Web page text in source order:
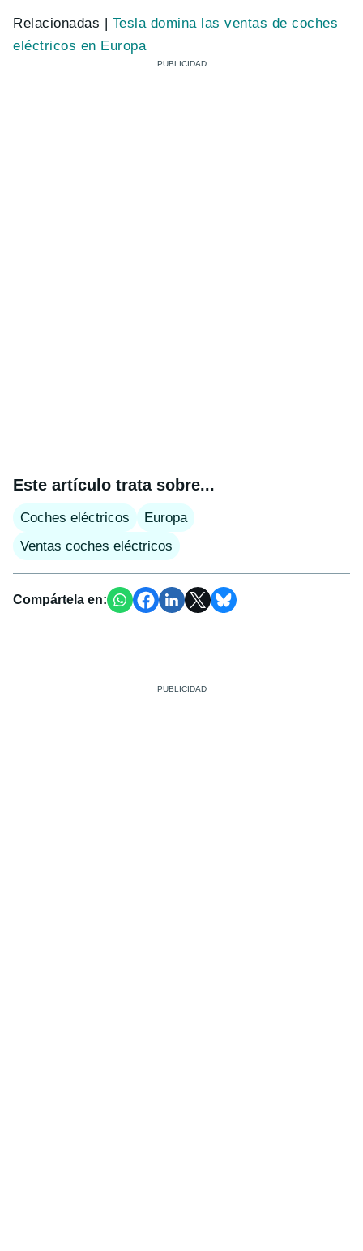
Relacionadas | Tesla domina las ventas de coches
eléctricos en Europa
Este artículo trata sobre...
Coches eléctricos
Europa
Ventas coches eléctricos
Compártela en: